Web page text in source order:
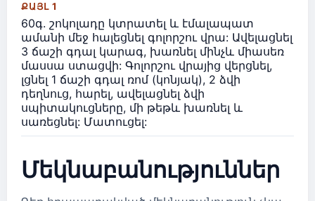
ՔԱՅԼ 1
60գ. շոկոլադը կտրատել և էմալապատ
ամանի մեջ հալեցնել գոլորշու վրա: Ավելացնել
3 ճաշի գդալ կարագ, խառնել մինչև միասեռ
մասսա ստացվի: Գոլորշու վրայից վերցնել,
լցնել 1 ճաշի գդալ ռոմ (կոնյակ), 2 ձվի
դեղնուց, հարել, ավելացնել ձվի
սպիտակուցները, մի թեթև խառնել և
սառեցնել: Մատուցել:
Մեկնաբանություններ